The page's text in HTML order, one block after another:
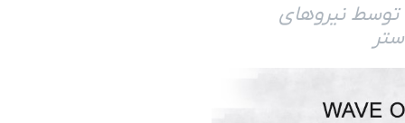
دو هفته پیش توسط نیروهای